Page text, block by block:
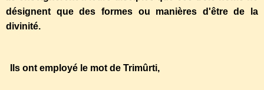
désignent que des formes ou manières d'être de la
divinité.
Ils ont employé le mot de Trimûrti,